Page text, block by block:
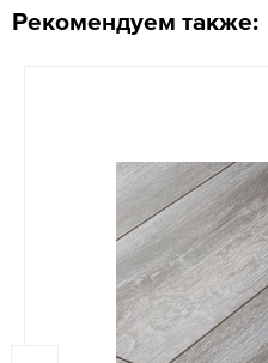
Рекомендуем также: